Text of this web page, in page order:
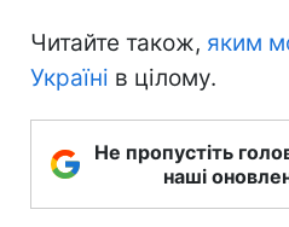
Читайте також, яким
Україні в цілому.
Не пропустіть
наші